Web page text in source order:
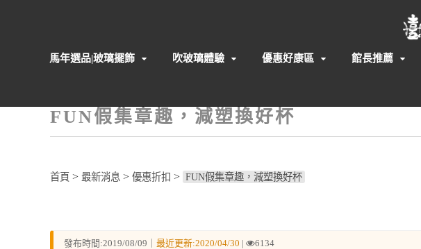
馬年選品|玻璃擺飾 吹玻璃體驗 優惠好康區 館長推薦
FUN假集章趣，減塑換好杯
首頁 > 最新消息 > 優惠折扣 > FUN假集章趣，減塑換好杯
發布時間:2019/08/09｜ 最近更新:2020/04/30 |
6134